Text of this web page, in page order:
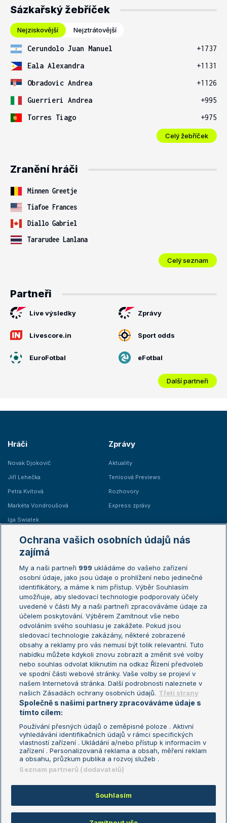
Sázkařský žebříček
Nejziskovější Nejztrátovější
Cerundolo Juan Manuel
+1737
Eala Alexandra
+1131
Obradovic Andrea
+1126
Guerrieri Andrea
+995
Torres Tiago
+975
Celý žebříček
Zranění hráči
Minnen Greetje
Tiafoe Frances
Diallo Gabriel
Tararudee Lanlana
Celý seznam
Partneři
Live výsledky Zprávy
Livescore.in Sport odds
EuroFotbal eFotbal
Další partneři
Hráči
Novak Djokovič
Jiří Lehečka
Petra Kvitová
Markéta Vondroušová
Iga Swiatek
Zprávy
Aktuality
Tenisová Previews
Rozhovory
Express zprávy
Žebříčky
Žebříček ATP (muži)
Žebříček WTA (ženy)
Sázkařský žebříček
Australian Open
French Open
Wimbledon
US Open
Turnaj mistrů
Turnaj mistryň
Aktualní trendy
Fotbalové přestupy
Livesport Daily
LS Prague Open
Podmínky užití
Nastavení soukromí
GDPR a žurnalistika
Reklama
Kontakt
Informace o zpracování osobních
údajů
Copyright © 2008-2026 TenisPortal.cz. Využíváme zpravodajství ČTK.
Ochrana vašich osobních údajů nás
zajímá
My a naši partneři 999 ukládáme do vašeho zařízení
osobní údaje, jako jsou údaje o prohlížení nebo jedinečné
identifikátory, a máme k nim přístup. Výběr Souhlasím
umožňuje, aby sledovací technologie podporovaly účely
uvedené v části My a naši partneři zpracováváme údaje za
účelem poskytování. Výběrem Zamítnout vše nebo
odvoláním svého souhlasu je zakážete. Pokud jsou
sledovací technologie zakázány, některé zobrazené
obsahy a reklamy pro vás nemusí být tolik relevantní. Tuto
nabídku můžete kdykoli znovu zobrazit a změnit své volby
nebo souhlas odvolat kliknutím na odkaz Řízení předvoleb
ve spodní části webové stránky. Vaše volby se projeví v
našem Internetová stránka. Další podrobnosti naleznete v
našich Zásadách ochrany osobních údajů. Třetí strany
Společně s našimi partnery zpracováváme údaje s
tímto cílem:
Používání přesných údajů o zeměpisné poloze . Aktivní
vyhledávání identifikačních údajů v rámci specifických
vlastností zařízení . Ukládání a/nebo přístup k informacím v
zařízení . Personalizovaná reklama a obsah, měření reklam
a obsahu, průzkum publika a rozvoj služeb .
Seznam partnerů (dodavatelů)
Souhlasím